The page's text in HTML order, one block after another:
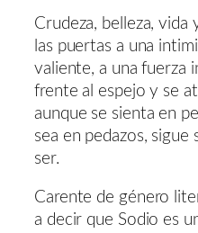
Crudeza, belleza, vida
las puertas a una
valiente, a una fuerza
frente al espejo y se
aunque se sienta en
sea en pedazos, sigue
ser.
Carente de género
a decir que Sodio es